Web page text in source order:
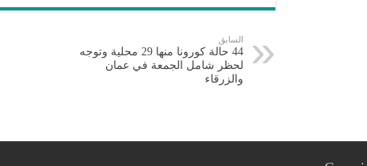
السابق
44 حالة كورونا منها 29 محلية وتوجه
لحظر شامل الجمعة في عمان
والزرقاء